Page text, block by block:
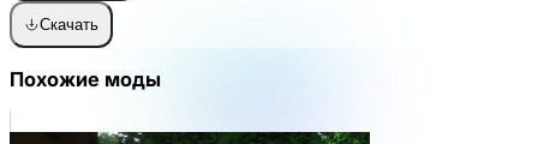
Скачать
Похожие моды